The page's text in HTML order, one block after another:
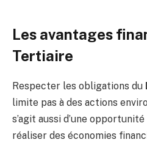
Les avantages
Tertiaire
Respecter les obligations du
limite pas à des actions
s’agit aussi d’une
réaliser des économies